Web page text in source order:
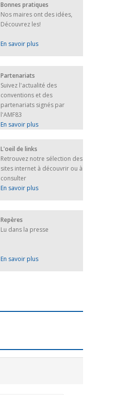
Bonnes pratiques
Nos maires ont des idées,
Découvrez les!
En savoir plus
Partenariats
Suivez l'actualité des
conventions et des
partenariats signés par
l'AMF83
En savoir plus
L'oeil de links
Retrouvez notre sélection des
sites internet à découvrir ou à
consulter
En savoir plus
Repères
Lu dans la presse
En savoir plus